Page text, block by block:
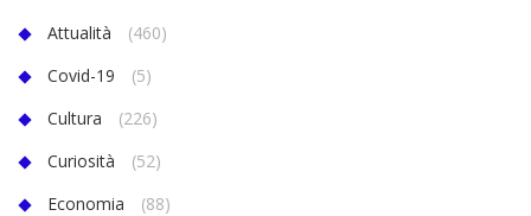
Attualità
(460)
Covid-19
(5)
Cultura
(226)
Curiosità
(52)
Economia
(88)